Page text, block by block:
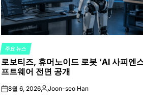
POSTED
IN
주요 뉴스
로보티즈, 휴머노이드 로봇 ‘AI 사피엔
프트웨어 전면 공개
on8월 6, 2026Posted
Joon-seo Han